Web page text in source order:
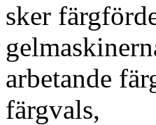
sker
arbetande
färgvals,